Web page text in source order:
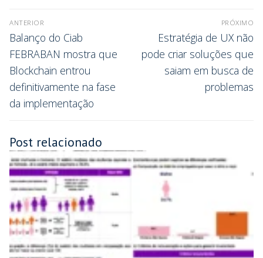
ANTERIOR
Balanço do Ciab
FEBRABAN mostra que
Blockchain entrou
definitivamente na fase
da implementação
PRÓXIMO
Estratégia de UX não
pode criar soluções que
saiam em busca de
problemas
Post relacionado